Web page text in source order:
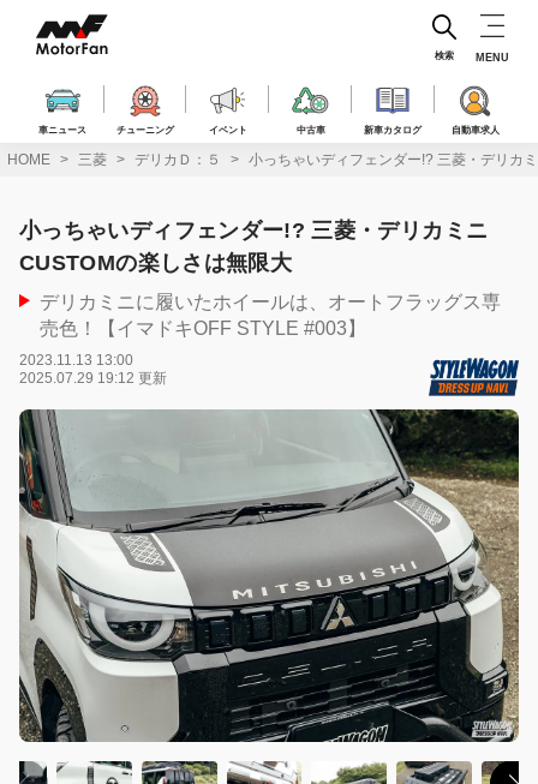
ス
車ニュース チューニング イベント 中古車 新車カタログ 自動車求人
検索 MENU
HOME 三菱 デリカＤ：５ 小っちゃいディフェンダー!? 三菱・デリカ
小っちゃいディフェンダー!? 三菱・デリカミニ
CUSTOMの楽しさは無限大
デリカミニに履いたホイールは、オートフラッグス専
売色！【イマドキOFF STYLE #003】
2023.11.13 13:00
2025.07.29 19:12 更新